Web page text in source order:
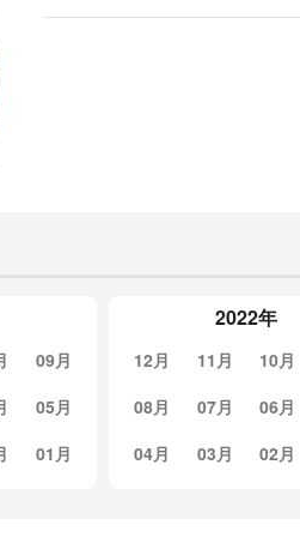
09月
05月
01月
2022年
12月 11月 10月
08月
07月 06月
04月
03月 02月